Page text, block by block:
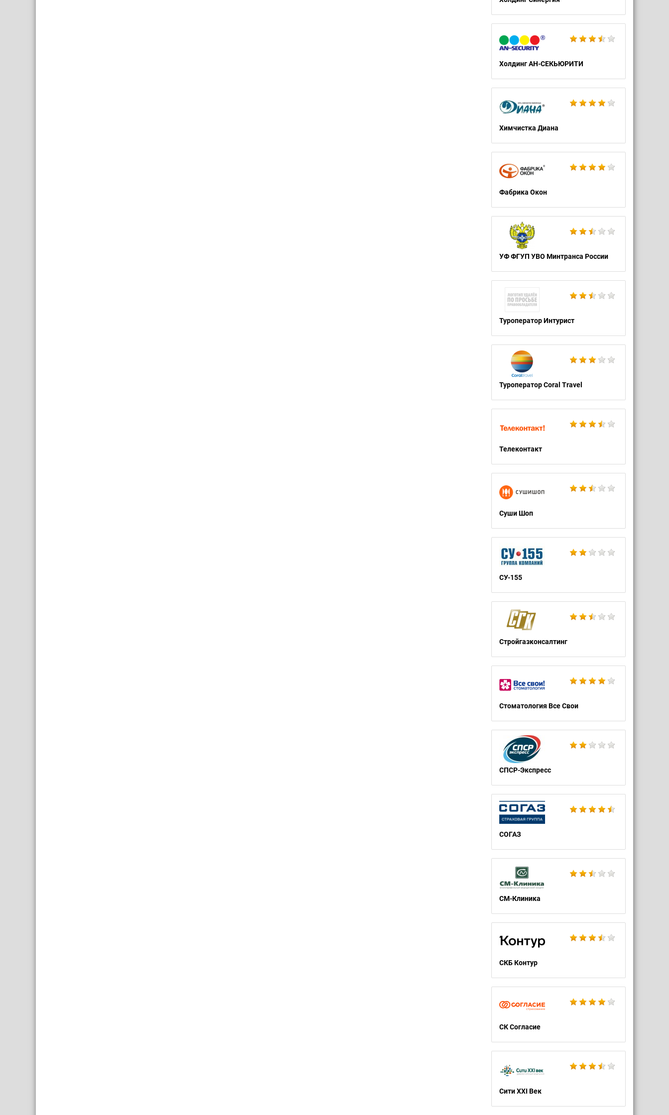
Холдинг АН-СЕКЬЮРИТИ
Химчистка Диана
Фабрика Окон
УФ ФГУП УВО Минтранса России
Туроператор Интурист
Туроператор Coral Travel
Телеконтакт
Суши Шоп
СУ-155
Стройгазконсалтинг
Стоматология Все Свои
СПСР-Экспресс
СОГАЗ
СМ-Клиника
СКБ Контур
СК Согласие
Сити XXI Век